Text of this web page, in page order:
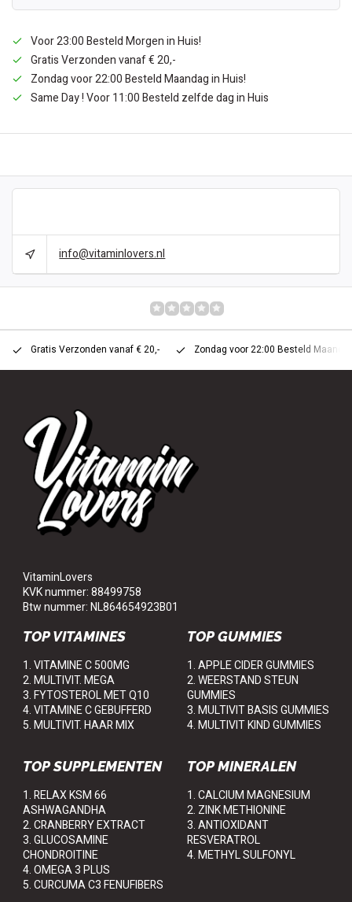
Voor 23:00 Besteld Morgen in Huis!
Gratis Verzonden vanaf € 20,-
Zondag voor 22:00 Besteld Maandag in Huis!
Same Day ! Voor 11:00 Besteld zelfde dag in Huis
info@vitaminlovers.nl
Gratis Verzonden vanaf € 20,- Zondag voor 22:00 Besteld
VitaminLovers
KVK nummer: 88499758
Btw nummer: NL864654923B01
TOP VITAMINES
1. VITAMINE C 500MG
2. MULTIVIT. MEGA
3. FYTOSTEROL MET Q10
4. VITAMINE C GEBUFFERD
5. MULTIVIT. HAAR MIX
TOP GUMMIES
1. APPLE CIDER GUMMIES
2. WEERSTAND STEUN
GUMMIES
3. MULTIVIT BASIS GUMMIES
4. MULTIVIT KIND GUMMIES
TOP SUPPLEMENTEN
1. RELAX KSM 66
ASHWAGANDHA
2. CRANBERRY EXTRACT
3. GLUCOSAMINE
CHONDROITINE
4. OMEGA 3 PLUS
5. CURCUMA C3 FENUFIBERS
TOP MINERALEN
1. CALCIUM MAGNESIUM
2. ZINK METHIONINE
3. ANTIOXIDANT
RESVERATROL
4. METHYL SULFONYL